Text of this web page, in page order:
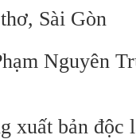
Sài Gòn
Nguyên
xuất bản độc